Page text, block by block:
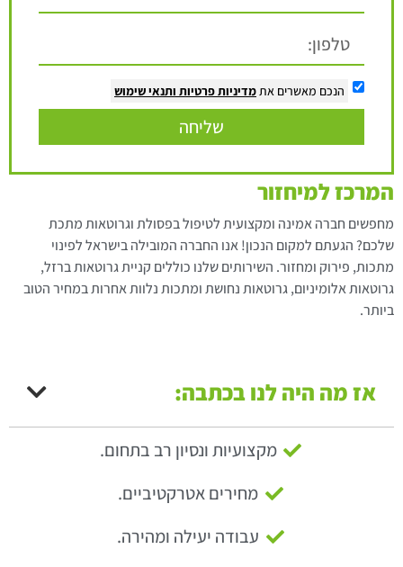
הנכם מאשרים אתמדיניות פרטיות ותנאי שימוש
שליחה
המרכז למיחזור
מחפשים חברה אמינה ומקצועית לטיפול בפסולת וגרוטאות מתכת
שלכם? הגעתם למקום הנכון! אנו החברה המובילה בישראל לפינוי
מתכות, פירוק ומחזור. השירותים שלנו כוללים קניית גרוטאות ברזל,
גרוטאות אלומיניום, גרוטאות נחושת ומתכות נלוות אחרות במחיר הטוב
ביותר.
אז מה היה לנו בכתבה:
מקצועיות ונסיון רב בתחום.
מחירים אטרקטיביים.
עבודה יעילה ומהירה.